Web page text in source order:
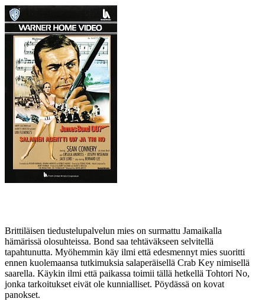
Brittiläisen tiedustelupalvelun mies on surmattu Jamaikalla
hämärissä olosuhteissa. Bond saa tehtäväkseen selvitellä
tapahtunutta. Myöhemmin käy ilmi että edesmennyt mies suoritti
ennen kuolemaansa tutkimuksia salaperäisellä Crab Key nimisellä
saarella. Käykin ilmi että paikassa toimii tällä hetkellä Tohtori No,
jonka tarkoitukset eivät ole kunnialliset. Pöydässä on kovat
panokset.